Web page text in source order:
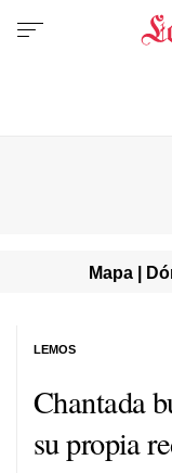
Mapa |
Chantada
su propia
LEMOS